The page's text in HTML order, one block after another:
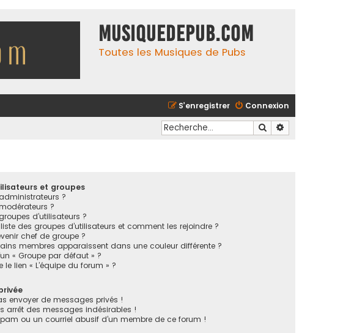
MusiqueDePub.com
Toutes les Musiques de Pubs
Connexion
S’enregistrer
Rechercher
et groupes
?
?
d’utilisateurs ?
des groupes d’utilisateurs et comment les rejoindre ?
chef de groupe ?
membres apparaissent dans une couleur différente ?
« Groupe par défaut » ?
le lien « L’équipe du forum » ?
envoyer de messages privés !
arrêt des messages indésirables !
ou un courriel abusif d’un membre de ce forum !